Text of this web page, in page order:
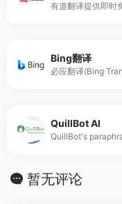
Bing翻译
QuillBot AI
暂无评论